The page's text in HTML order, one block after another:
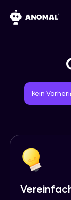
Kein